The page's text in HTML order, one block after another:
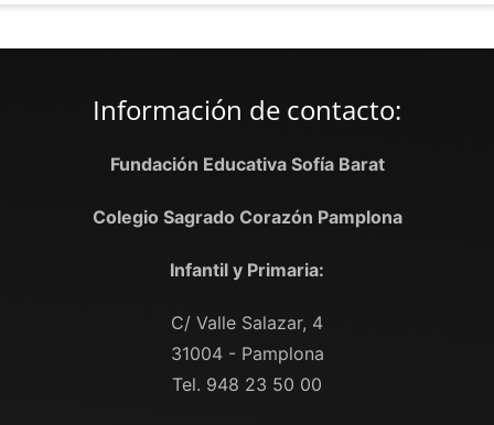
Información de contacto:
Fundación Educativa Sofía Barat
Colegio Sagrado Corazón Pamplona
Infantil y Primaria:
C/ Valle Salazar, 4
31004 - Pamplona
Tel. 948 23 50 00